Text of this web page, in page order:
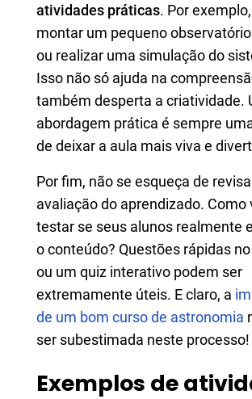
atividades práticas. Por
montar um pequeno
ou realizar uma simulação do
Isso não só ajuda na
também desperta a criatividade.
abordagem prática é sempre
de deixar a aula mais viva e
Por fim, não se esqueça de
avaliação do aprendizado. Como
testar se seus alunos realmente
o conteúdo? Questões rápidas
ou um quiz interativo podem ser
extremamente úteis. E claro, a
de um bom curso de astronomia
ser subestimada neste processo!
Exemplos de